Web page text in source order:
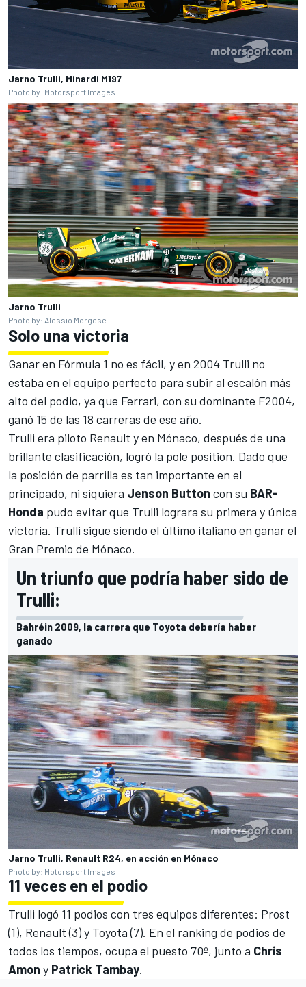
Jarno Trulli, Minardi M197
Photo by: Motorsport Images
Jarno Trulli
Photo by: Alessio Morgese
Solo una victoria
Ganar en Fórmula 1 no es fácil, y en 2004 Trulli no
estaba en el equipo perfecto para subir al escalón más
alto del podio, ya que Ferrari, con su dominante F2004,
ganó 15 de las 18 carreras de ese año.
Trulli era piloto Renault y en Mónaco, después de una
brillante clasificación, logró la pole position. Dado que
la posición de parrilla es tan importante en el
principado, ni siquiera Jenson Button con su BAR-
Honda pudo evitar que Trulli lograra su primera y única
victoria. Trulli sigue siendo el último italiano en ganar el
Gran Premio de Mónaco.
Un triunfo que podría haber sido de
Trulli:
Bahréin 2009, la carrera que Toyota debería haber
ganado
Jarno Trulli, Renault R24, en acción en Mónaco
Photo by: Motorsport Images
11 veces en el podio
Trulli logó 11 podios con tres equipos diferentes: Prost
(1), Renault (3) y Toyota (7). En el ranking de podios de
todos los tiempos, ocupa el puesto 70º, junto a Chris
Amon y Patrick Tambay.